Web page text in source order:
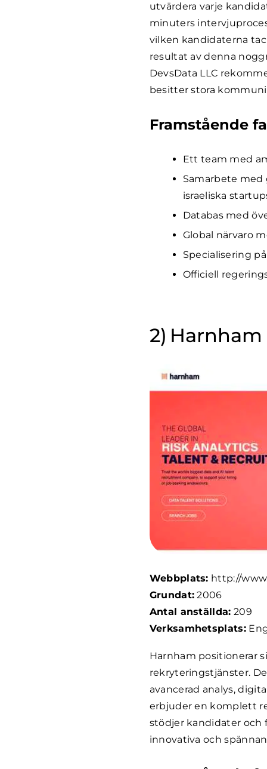
utvärdera varje
minuters
vilken kandidaterna
resultat av denna
DevsData LLC
besitter stora
Framstående
Ett team med
Samarbete
israeliska
Databas med
Global närvaro
Specialisering
Officiell
Harnham
Webbplats: http://
Grundat: 2006
Antal anställda: 209
Verksamhetsplats:
Harnham positionerar
rekryteringstjänster.
avancerad analys,
erbjuder en komplett
stödjer kandidater och
innovativa och